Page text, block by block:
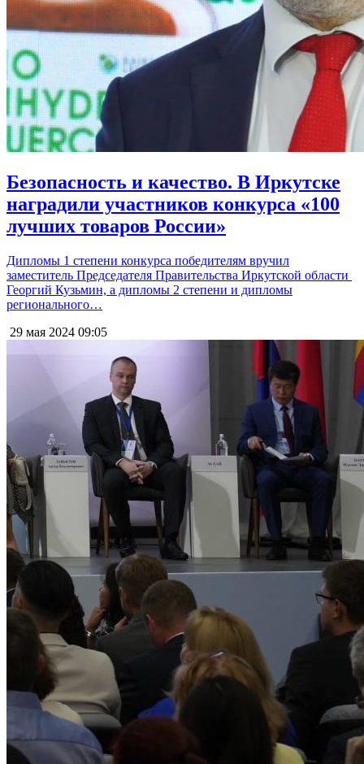
Безопасность и качество. В Иркутске
наградили участников конкурса «100
лучших товаров России»
Дипломы 1 степени конкурса победителям вручил
заместитель Председателя Правительства Иркутской области
Георгий Кузьмин, а дипломы 2 степени и дипломы
регионального…
29 мая 2024 09:05